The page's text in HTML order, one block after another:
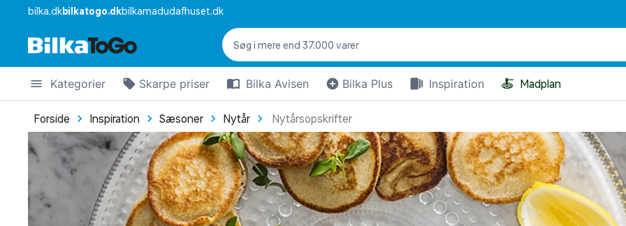
bilka.dkbilkatogo.dkbilkamadudafhuset.dk
Kategorier Skarpe priser Bilka Avisen Bilka Plus Inspiration 🍝 Madplan
Forside Inspiration Sæsoner Nytår Nytårsopskrifter